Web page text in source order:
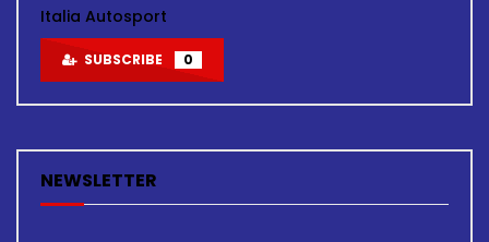
Italia Autosport
SUBSCRIBE 0
NEWSLETTER